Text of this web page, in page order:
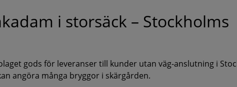
i storsäck – Stockholms
gods för leveranser till kunder utan väg-anslutning i
angöra många bryggor i skärgården.